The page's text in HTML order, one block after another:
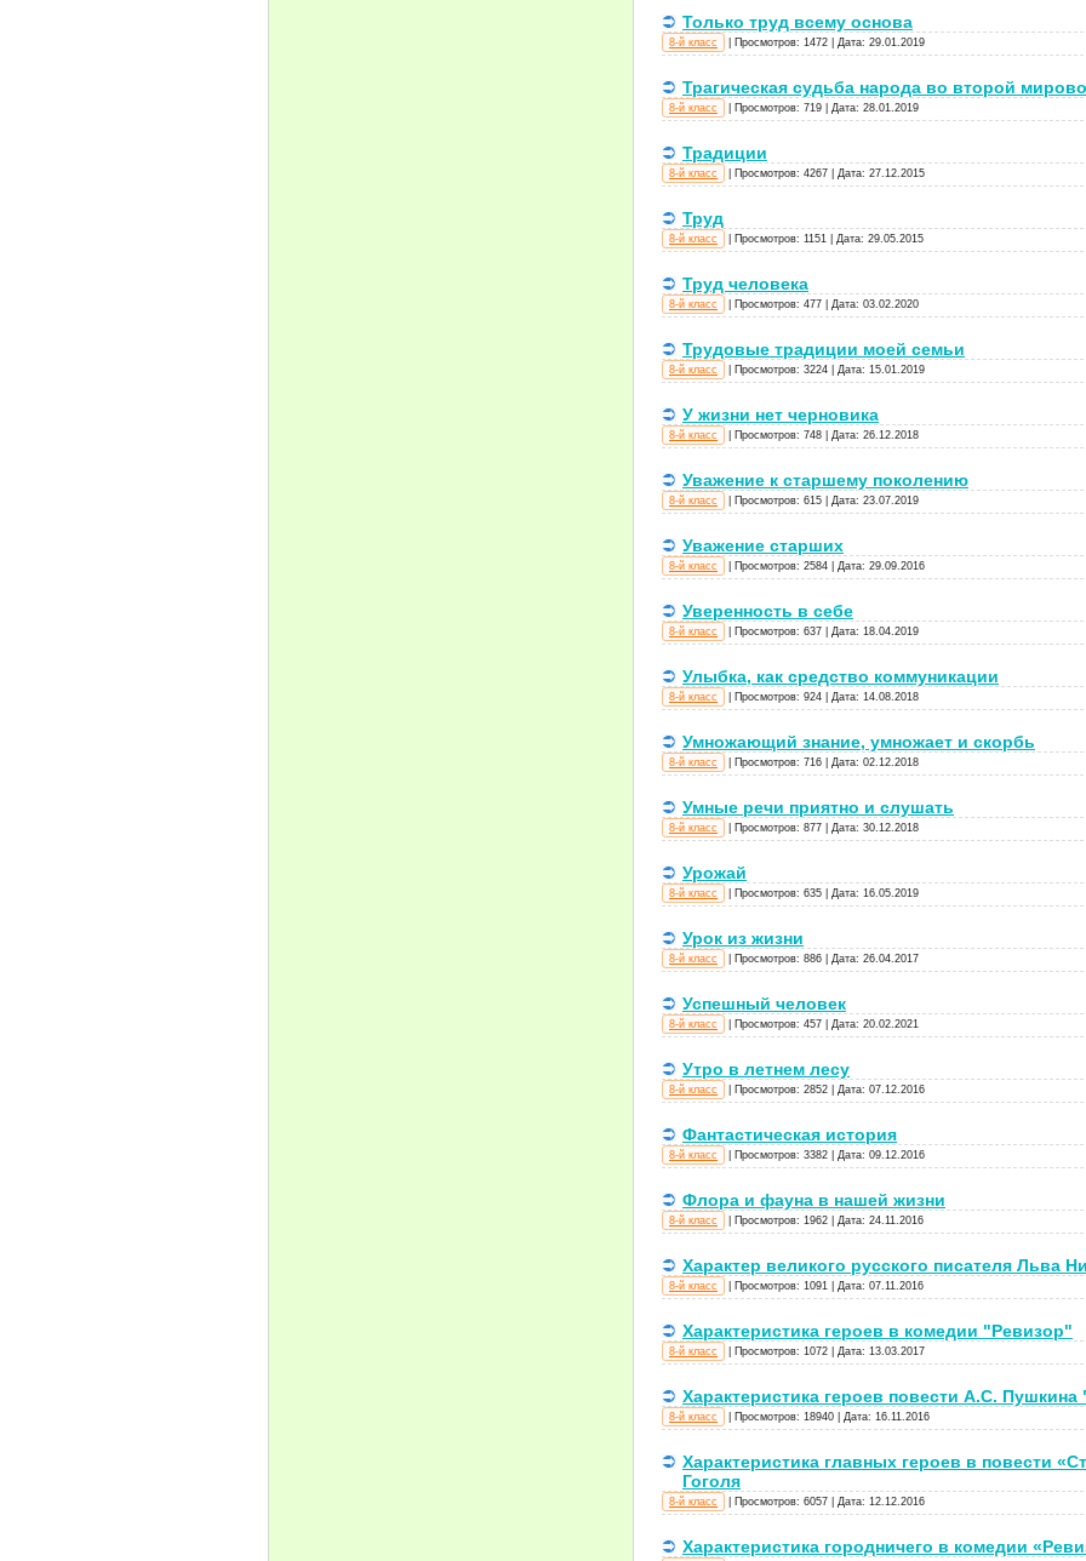
Только труд всему основа
8-й класс Просмотров: 1472 Дата: 29.01.2019
Трагическая судьба народа во второй
8-й класс Просмотров: 719 Дата: 28.01.2019
Традиции
8-й класс Просмотров: 4267 Дата: 27.12.2015
Труд
8-й класс Просмотров: 1151 Дата: 29.05.2015
Труд человека
8-й класс Просмотров: 477 Дата: 03.02.2020
Трудовые традиции моей семьи
8-й класс Просмотров: 3224 Дата: 15.01.2019
У жизни нет черновика
8-й класс Просмотров: 748 Дата: 26.12.2018
Уважение к старшему поколению
8-й класс Просмотров: 615 Дата: 23.07.2019
Уважение старших
8-й класс Просмотров: 2584 Дата: 29.09.2016
Уверенность в себе
8-й класс Просмотров: 637 Дата: 18.04.2019
Улыбка, как средство коммуникации
8-й класс Просмотров: 924 Дата: 14.08.2018
Умножающий знание, умножает и скорбь
8-й класс Просмотров: 716 Дата: 02.12.2018
Умные речи приятно и слушать
8-й класс Просмотров: 877 Дата: 30.12.2018
Урожай
8-й класс Просмотров: 635 Дата: 16.05.2019
Урок из жизни
8-й класс Просмотров: 886 Дата: 26.04.2017
Успешный человек
8-й класс Просмотров: 457 Дата: 20.02.2021
Утро в летнем лесу
8-й класс Просмотров: 2852 Дата: 07.12.2016
Фантастическая история
8-й класс Просмотров: 3382 Дата: 09.12.2016
Флора и фауна в нашей жизни
8-й класс Просмотров: 1962 Дата: 24.11.2016
Характер великого русского писателя Льва
8-й класс Просмотров: 1091 Дата: 07.11.2016
Характеристика героев в комедии "Ревизор"
8-й класс Просмотров: 1072 Дата: 13.03.2017
Характеристика героев повести А.С. Пушкина
8-й класс Просмотров: 18940 Дата: 16.11.2016
Характеристика главных героев в повести
Гоголя
8-й класс Просмотров: 6057 Дата: 12.12.2016
Характеристика городничего в комедии